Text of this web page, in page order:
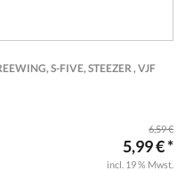
S-FIVE, STEEZER , VJF
6,59 €
5,99 € *
incl. 19 % Mwst.